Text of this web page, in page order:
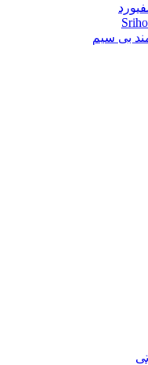
بی سیم